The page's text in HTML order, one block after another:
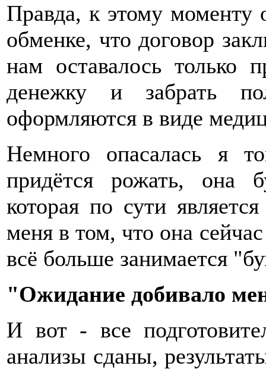
Правда, к этому моменту
обменке, что договор
нам оставалось только
денежку и забрать
оформляются в виде
Немного опасалась я
придётся рожать, она
которая по сути
меня в том, что она
всё больше занимается
"Ожидание добивало
И вот - все
анализы сданы,